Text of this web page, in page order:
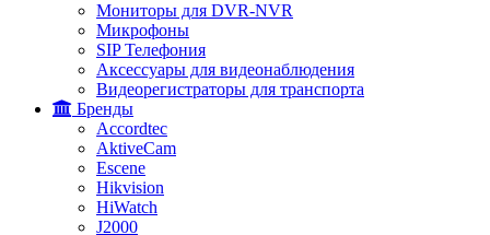
Мониторы для DVR-NVR
Микрофоны
SIP Телефония
Аксессуары для видеонаблюдения
Видеорегистраторы для транспорта
Бренды
Accordtec
AktiveCam
Escene
Hikvision
HiWatch
J2000